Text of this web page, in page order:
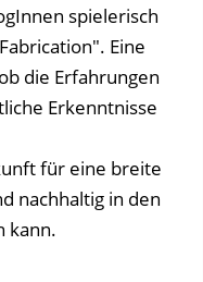
spielerisch
Eine
die Erfahrungen
Erkenntnisse
für eine breite
nachhaltig in den
kann.